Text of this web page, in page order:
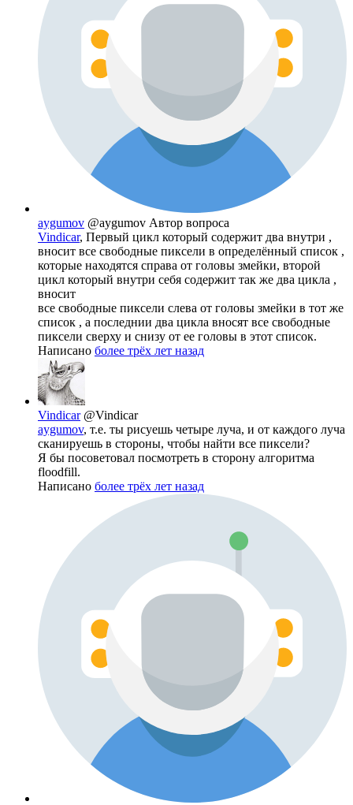
aygumov @aygumov Автор вопроса
Vindicar, Первый цикл который содержит два внутри ,
вносит все свободные пиксели в определённый список ,
которые находятся справа от головы змейки, второй
цикл который внутри себя содержит так же два цикла ,
вносит
все свободные пиксели слева от головы змейки в тот же
список , а последнии два цикла вносят все свободные
пиксели сверху и снизу от ее головы в этот список.
Написано более трёх лет назад
Vindicar @Vindicar
aygumov, т.е. ты рисуешь четыре луча, и от каждого луча
сканируешь в стороны, чтобы найти все пиксели?
Я бы посоветовал посмотреть в сторону алгоритма
floodfill.
Написано более трёх лет назад